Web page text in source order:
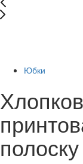
Юбки